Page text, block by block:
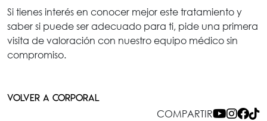
Si tienes interés en conocer mejor este tratamiento y
saber si puede ser adecuado para ti, pide una primera
visita de valoración con nuestro equipo médico sin
compromiso.
VOLVER A CORPORAL
COMPARTIR